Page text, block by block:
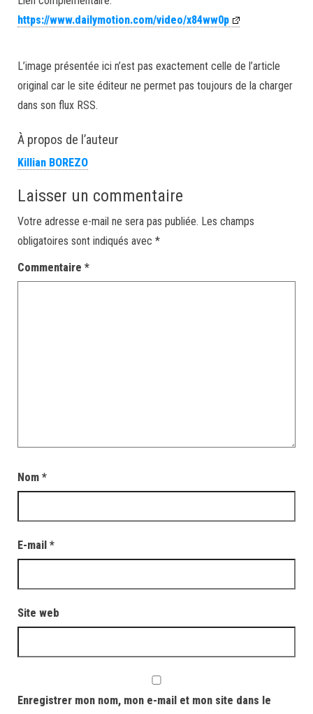
https://www.dailymotion.com/video/x84ww0p
L’image présentée ici n’est pas exactement celle de l’article
original car le site éditeur ne permet pas toujours de la charger
dans son flux RSS.
À propos de l’auteur
Killian BOREZO
Laisser un commentaire
Votre adresse e-mail ne sera pas publiée. Les champs
obligatoires sont indiqués avec *
Commentaire *
Nom *
E-mail *
Site web
Enregistrer mon nom, mon e-mail et mon site dans le